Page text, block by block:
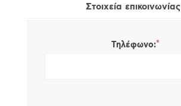
Στοιχεία επικοινωνίας
Τηλέφωνο:*